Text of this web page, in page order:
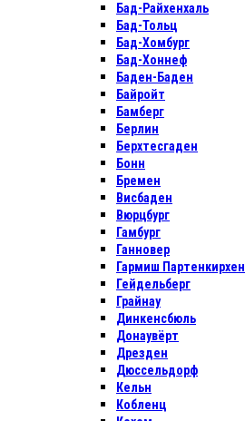
Бад-Райхенхаль
Бад-Тольц
Бад-Хомбург
Бад-Хоннеф
Баден-Баден
Байройт
Бамберг
Берлин
Берхтесгаден
Бонн
Бремен
Висбаден
Вюрцбург
Гамбург
Ганновер
Гармиш Партенкирхен
Гейдельберг
Грайнау
Динкенсбюль
Донаувёрт
Дрезден
Дюссельдорф
Кельн
Кобленц